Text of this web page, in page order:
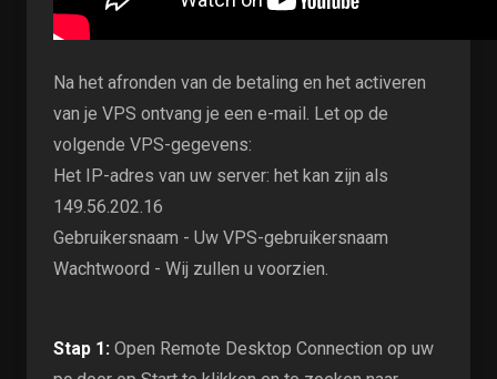
Na het afronden van de betaling en het activeren
van je VPS ontvang je een e-mail. Let op de
volgende VPS-gegevens:
Het IP-adres van uw server: het kan zijn als
149.56.202.16
Gebruikersnaam - Uw VPS-gebruikersnaam
Wachtwoord - Wij zullen u voorzien.
Stap 1: Open Remote Desktop Connection op uw